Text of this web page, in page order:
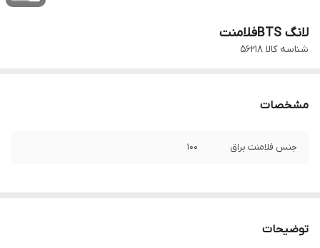
لانگ BTSفلامنت
شناسه کالا ۵۶۲۱۸
مشخصات
جنس فلامنت براق ۱۰۰
توضیحات